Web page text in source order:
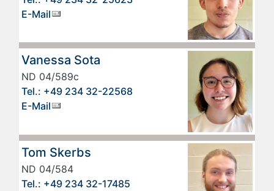
E-Mail
Vanessa Sota
ND 04/589c
Tel.: +49 234 32-22568
E-Mail
Tom Skerbs
ND 04/584
Tel.: +49 234 32-17485